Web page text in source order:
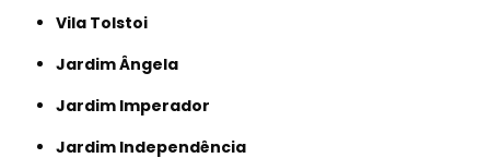
Vila Tolstoi
Jardim Ângela
Jardim Imperador
Jardim Independência